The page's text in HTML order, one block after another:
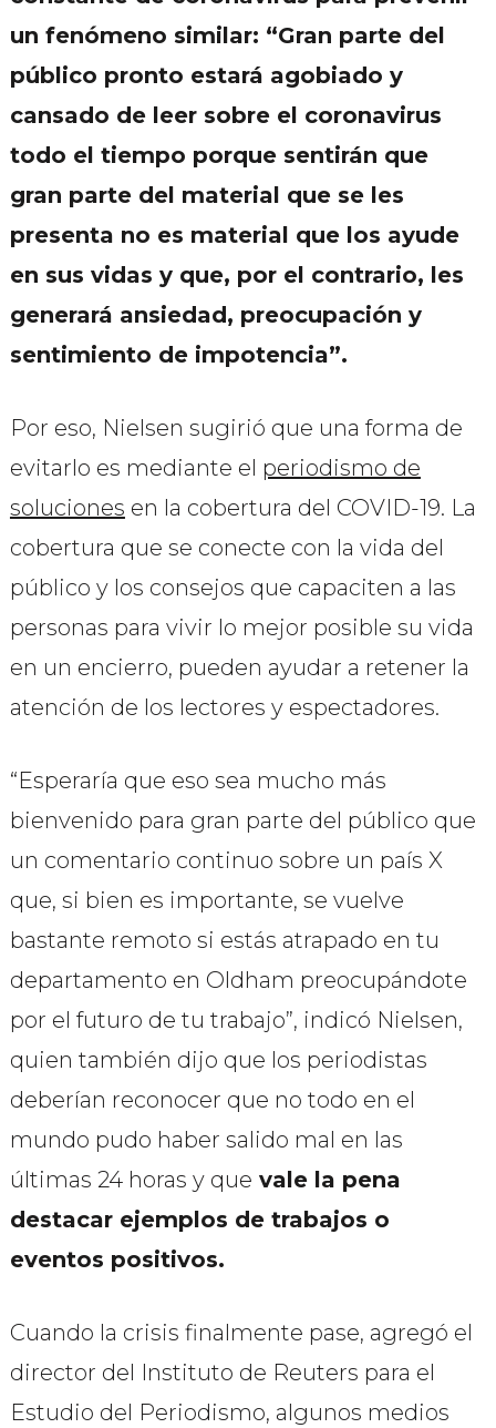
un fenómeno similar: “Gran parte del
público pronto estará agobiado y
cansado de leer sobre el coronavirus
todo el tiempo porque sentirán que
gran parte del material que se les
presenta no es material que los ayude
en sus vidas y que, por el contrario, les
generará ansiedad, preocupación y
sentimiento de impotencia”.
Por eso, Nielsen sugirió que una forma de
evitarlo es mediante el periodismo de
soluciones en la cobertura del COVID-19. La
cobertura que se conecte con la vida del
público y los consejos que capaciten a las
personas para vivir lo mejor posible su vida
en un encierro, pueden ayudar a retener la
atención de los lectores y espectadores.
“Esperaría que eso sea mucho más
bienvenido para gran parte del público que
un comentario continuo sobre un país X
que, si bien es importante, se vuelve
bastante remoto si estás atrapado en tu
departamento en Oldham preocupándote
por el futuro de tu trabajo”, indicó Nielsen,
quien también dijo que los periodistas
deberían reconocer que no todo en el
mundo pudo haber salido mal en las
últimas 24 horas y que vale la pena
destacar ejemplos de trabajos o
eventos positivos.
Cuando la crisis finalmente pase, agregó el
director del Instituto de Reuters para el
Estudio del Periodismo, algunos medios